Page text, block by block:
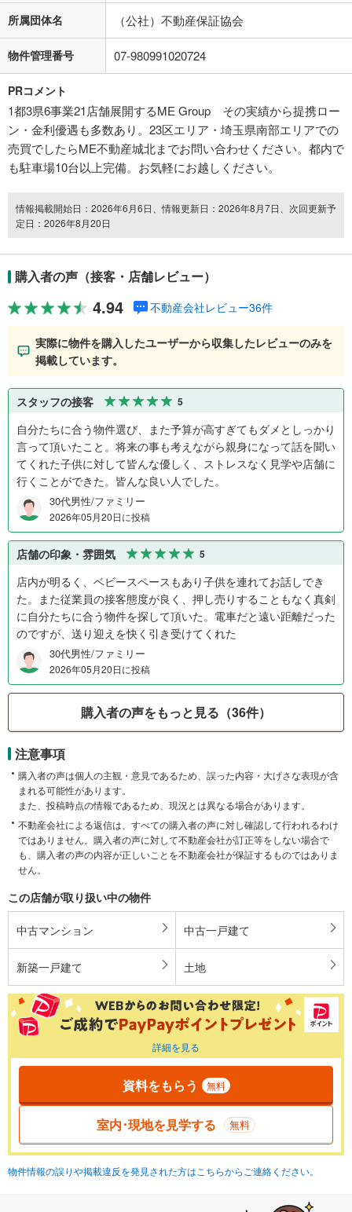
所属団体名 （公社）不動産保証協会
物件管理番号 07-980991020724
PRコメント
1都3県6事業21店舗展開するME Group その実績から提携ロー
ン・金利優遇も多数あり。23区エリア・埼玉県南部エリアでの
売買でしたらME不動産城北までお問い合わせください。都内で
も駐車場10台以上完備。お気軽にお越しください。
情報掲載開始日：2026年6月6日、情報更新日：2026年8月7日、次回更新予
定日：2026年8月20日
購入者の声（接客・店舗レビュー）
4.94 不動産会社レビュー36件
実際に物件を購入したユーザーから収集したレビューのみを
掲載しています。
スタッフの接客 5
自分たちに合う物件選び、また予算が高すぎてもダメとしっかり
言って頂いたこと。将来の事も考えながら親身になって話を聞い
てくれた子供に対して皆んな優しく、ストレスなく見学や店舗に
行くことができた。皆んな良い人でした。
30代男性/ファミリー
2026年05月20日に投稿
店舗の印象・雰囲気 5
店内が明るく、ベビースペースもあり子供を連れてお話しでき
た。また従業員の接客態度が良く、押し売りすることもなく真剣
に自分たちに合う物件を探して頂いた。電車だと遠い距離だった
のですが、送り迎えを快く引き受けてくれた
30代男性/ファミリー
2026年05月20日に投稿
購入者の声をもっと見る（36件）
注意事項
購入者の声は個人の主観・意見であるため、誤った内容・大げさな表現が含
まれる可能性があります。
また、投稿時点の情報であるため、現況とは異なる場合があります。
不動産会社による返信は、すべての購入者の声に対し確認して行われるわけ
ではありません。購入者の声に対して不動産会社が訂正等をしない場合で
も、購入者の声の内容が正しいことを不動産会社が保証するものではありま
せん。
この店舗が取り扱い中の物件
中古マンション 中古一戸建て
新築一戸建て 土地
詳細を見る
資料をもらう 無料
室内･現地を見学する 無料
物件情報の誤りや掲載違反を発見された方はこちらからご連絡ください。